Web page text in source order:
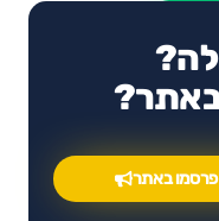
באתר?
פרסמו באתר